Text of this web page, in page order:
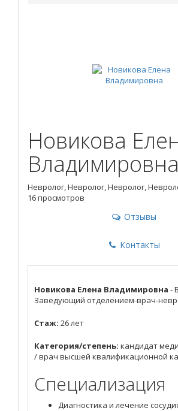
Новикова
Владимировна
Невролог, Невролог, Невролог,
16 просмотров
Отзывы
Контакты
Новикова Елена Владимировна -
Заведующий отделением-врач-
Стаж: 26 лет
Категория/степень: кандидат
/ врач высшей квалификационной
Специализация
Диагностика и лечение